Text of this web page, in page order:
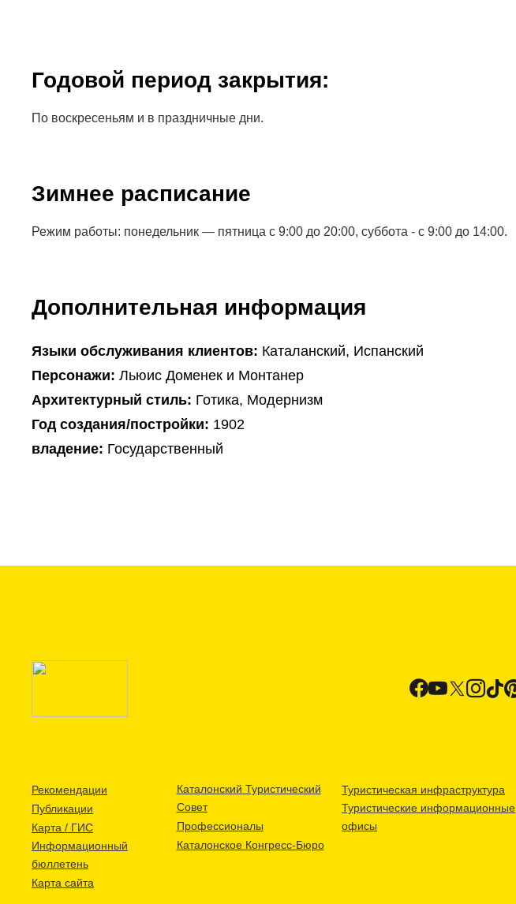
Годовой период закрытия:
По воскресеньям и в праздничные дни.
Зимнее расписание
Режим работы: понедельник — пятница с 9:00 до 20:00, суббота - с 9:00 до 14:00.
Дополнительная информация
Языки обслуживания клиентов: Каталанский, Испанский
Персонажи: Льюис Доменек и Монтанер
Архитектурный стиль: Готика, Модернизм
Год создания/постройки: 1902
владение: Государственный
Рекомендации
Публикации
Карта / ГИС
Информационный
бюллетень
Карта сайта
Каталонский Туристический
Совет
Профессионалы
Каталонское Конгресс-Бюро
Туристическая инфраструктура
Туристические информационные
офисы